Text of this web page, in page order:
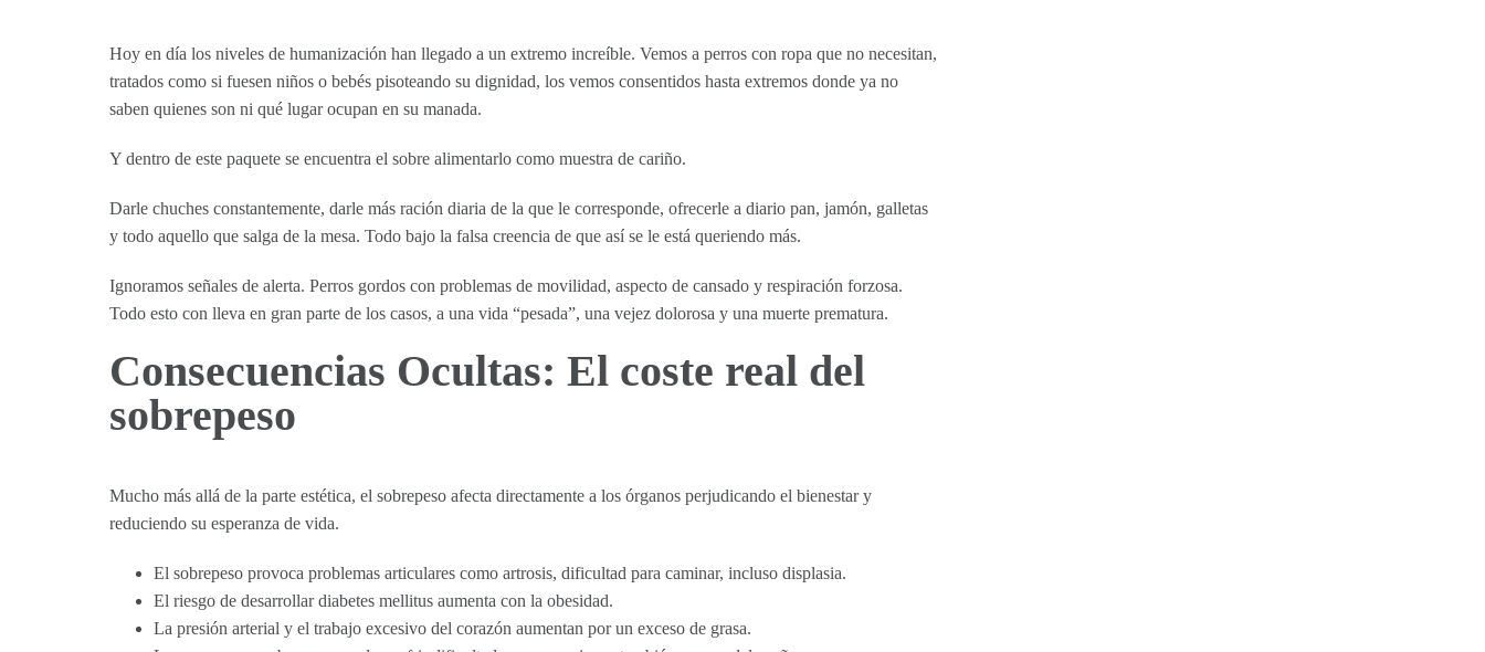
Hoy en día los niveles de humanización han llegado a un extremo increíble. Vemos a perros con ropa que no necesitan,
tratados como si fuesen niños o bebés pisoteando su dignidad, los vemos consentidos hasta extremos donde ya no
saben quienes son ni qué lugar ocupan en su manada.
Y dentro de este paquete se encuentra el sobre alimentarlo como muestra de cariño.
Darle chuches constantemente, darle más ración diaria de la que le corresponde, ofrecerle a diario pan, jamón, galletas
y todo aquello que salga de la mesa. Todo bajo la falsa creencia de que así se le está queriendo más.
Ignoramos señales de alerta. Perros gordos con problemas de movilidad, aspecto de cansado y respiración forzosa.
Todo esto con lleva en gran parte de los casos, a una vida “pesada”, una vejez dolorosa y una muerte prematura.
Consecuencias Ocultas: El coste real del
sobrepeso
Mucho más allá de la parte estética, el sobrepeso afecta directamente a los órganos perjudicando el bienestar y
reduciendo su esperanza de vida.
El sobrepeso provoca problemas articulares como artrosis, dificultad para caminar, incluso displasia.
El riesgo de desarrollar diabetes mellitus aumenta con la obesidad.
La presión arterial y el trabajo excesivo del corazón aumentan por un exceso de grasa.